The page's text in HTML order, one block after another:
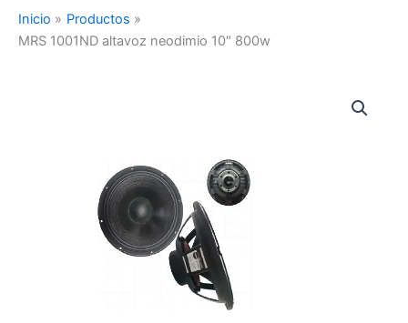
Inicio
Productos
MRS 1001ND altavoz neodimio 10″ 800w